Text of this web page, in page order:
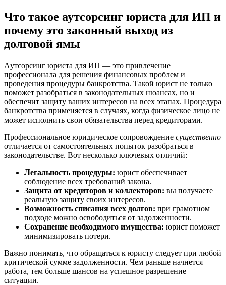
Что такое аутсорсинг юриста для ИП и
почему это законный выход из
долговой ямы
Aутсорсинг юриста для ИП — это привлечение
профессионала для решения финансовых проблем и
проведения процедуры банкротства. Такой юрист не только
поможет разобраться в законодательных нюансах, но и
обеспечит защиту ваших интересов на всех этапах. Процедура
банкротства применяется в случаях, когда физическое лицо не
может исполнить свои обязательства перед кредиторами.
Профессиональное юридическое сопровождение существенно
отличается от самостоятельных попыток разобраться в
законодательстве. Вот несколько ключевых отличий:
Легальность процедуры: юрист обеспечивает
соблюдение всех требований закона.
Защита от кредиторов и коллекторов: вы получаете
реальную защиту своих интересов.
Возможность списания всех долгов: при грамотном
подходе можно освободиться от задолженности.
Сохранение необходимого имущества: юрист поможет
минимизировать потери.
Важно понимать, что обращаться к юристу следует при любой
критической сумме задолженности. Чем раньше начнется
работа, тем больше шансов на успешное разрешение
ситуации.